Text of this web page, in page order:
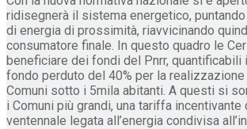
ridisegnerà il sistema energetico,
di energia di prossimità, riavvicinando
consumatore finale. In questo quadro le
beneficiare dei fondi del Pnrr, quantificabili
fondo perduto del 40% per la
Comuni sotto i 5mila abitanti. A questi si
i Comuni più grandi, una tariffa incentivante
ventennale legata all’energia condivisa